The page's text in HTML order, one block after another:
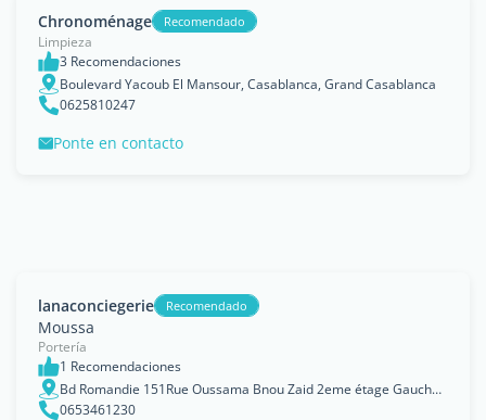
Chronoménage Recomendado
Limpieza
3 Recomendaciones
Boulevard Yacoub El Mansour, Casablanca, Grand Casablanca
0625810247
Ponte en contacto
lanaconciegerie Recomendado
Moussa
Portería
1 Recomendaciones
Bd Romandie 151Rue Oussama Bnou Zaid 2eme étage Gauche Maarif, Casablanca, Grand Casablanca
0653461230